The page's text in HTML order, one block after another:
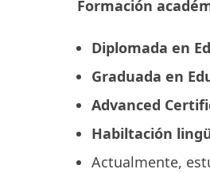
Formación
Diplomada en
Graduada en
Advanced
Habiltación
Actualmente,